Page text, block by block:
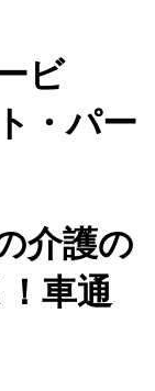
ビ
・パー
介護の
車通